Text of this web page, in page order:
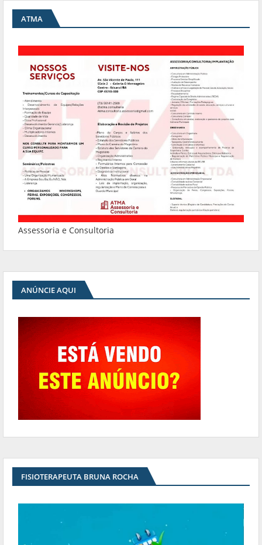
ATMA
Assessoria e Consultoria
ANÚNCIE AQUI
FISIOTERAPEUTA BRUNA ROCHA